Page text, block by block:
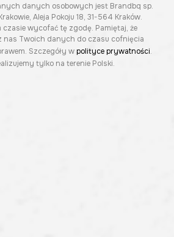
danych osobowych jest Brandbq sp.
Aleja Pokoju 18, 31-564 Kraków.
czasie wycofać tę zgodę. Pamiętaj, że
nas Twoich danych do czasu cofnięcia
Szczegóły wpolityce prywatności.
tylko na terenie Polski.